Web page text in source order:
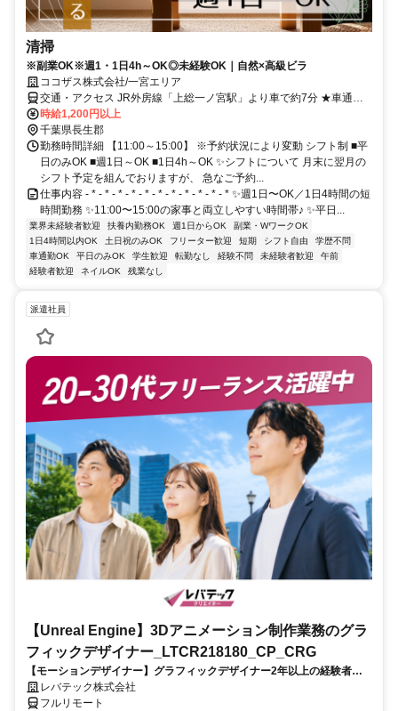
清掃
※副業OK※週1・1日4h～OK◎未経験OK｜自然×高級ビラ
ココザス株式会社/一宮エリア
交通・アクセス JR外房線「上総一ノ宮駅」より車で約7分 ★車通勤
OK！
時給1,200円以上
千葉県長生郡
勤務時間詳細 【11:00～15:00】 ※予約状況により変動 シフト制 ■平
日のみOK ■週1日～OK ■1日4h～OK ✨シフトについて 月末に翌月の
シフト予定を組んでおりますが、 急なご予約...
仕事内容 - * - * - * - * - * - * - * - * - * - * - * ✨週1日〜OK／1日4時間の短
時間勤務 ✨11:00〜15:00の家事と両立しやすい時間帯♪ ✨平日...
業界未経験者歓迎 扶養内勤務OK 週1日からOK
副業・WワークOK
1日4時間以内OK
土日祝のみOK フリーター歓迎 短期 シフト自由
学歴不問
車通勤OK
平日のみOK 学生歓迎 転勤なし 経験不問 未経験者歓迎
午前
経験者歓迎
ネイルOK 残業なし
派遣社員
【Unreal Engine】3Dアニメーション制作業務のグラ
フィックデザイナー_LTCR218180_CP_CRG
【モーションデザイナー】グラフィックデザイナー2年以上の経験者を
歓迎！キャリアアップを目指したい方も大歓迎♪
レバテック株式会社
フルリモート